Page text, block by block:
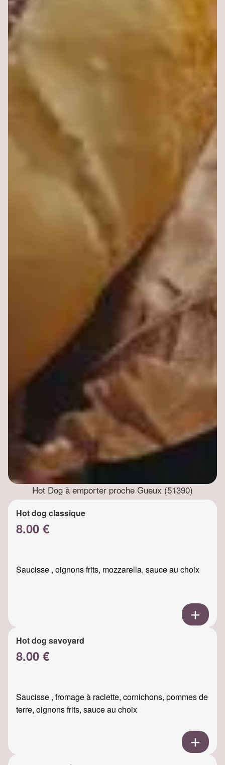
Hot Dog à emporter proche Gueux (51390)
Hot dog classique
8.00 €
Saucisse , oignons frits, mozzarella, sauce au choix
Hot dog savoyard
8.00 €
Saucisse , fromage à raclette, cornichons, pommes de
terre, oignons frits, sauce au choix